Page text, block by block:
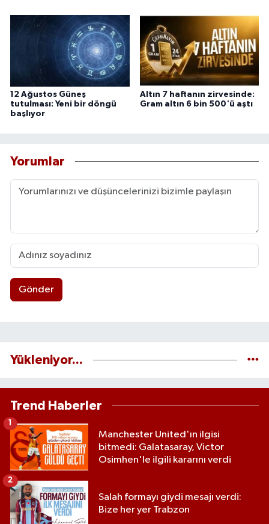
12 Ağustos Güneş
tutulması: Yeni bir döngü
başlıyor
Altın 7 haftanın zirvesinde:
Gram altın 6 bin 500'ü aştı
Yorumlar
Gönder
Yükleniyor...
Trend Haberler
Manchester United'ın ilgisi
bitmedi: Galatasaray, Victor
Osimhen'le ilgili kararını verdi
Salah formayı giydi mesajı verdi:
Bize her yer Trabzon
2